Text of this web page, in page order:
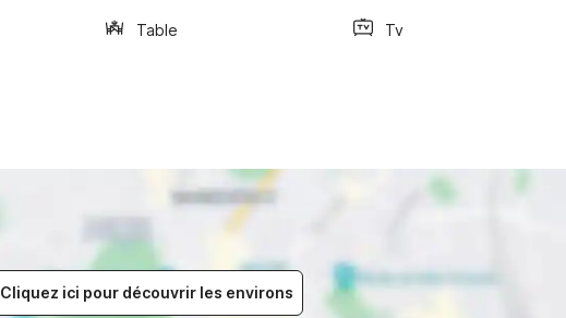
Table Tv
Cliquez ici pour découvrir les environs